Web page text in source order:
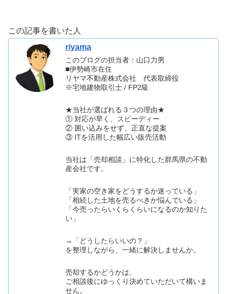
この記事を書いた人
riyama
このブログの担当者：山口力男
■伊勢崎市在住
リヤマ不動産株式会社 代表取締役
※宅地建物取引士 / FP2級
★当社が選ばれる３つの理由★
① 対応が早く、スピーディー
② 囲い込みをせず、正直な提案
③ ITを活用した幅広い販売活動
当社は「売却相談」に特化した群馬県の不動
産会社です。
「実家の空き家をどうするか迷っている」
「相続した土地を売るべきか悩んでいる」
「今売ったらいくらくらいになるのか知りた
い」
→「どうしたらいいの？」
を整理しながら、一緒に解決しませんか。
売却するかどうかは、
ご相談後にゆっくり決めていただいて構いま
せん。